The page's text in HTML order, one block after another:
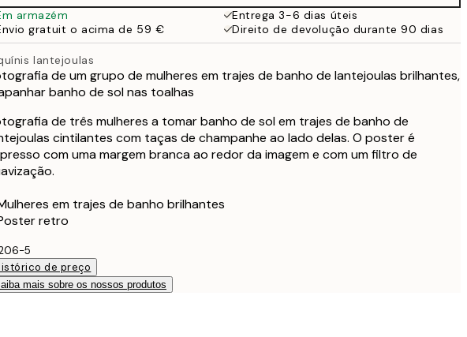
armazém
Entrega 3-6 dias úteis
gratuit o acima de 59 €
Direito de devolução durante 90 dias
lantejoulas
de um grupo de mulheres em trajes de banho de lantejoulas brilhantes,
banho de sol nas toalhas
de três mulheres a tomar banho de sol em trajes de banho de
cintilantes com taças de champanhe ao lado delas. O poster é
com uma margem branca ao redor da imagem e com um filtro de
em trajes de banho brilhantes
retro
5
de preço
mais sobre os nossos produtos